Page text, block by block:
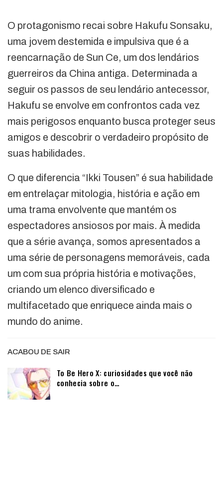
O protagonismo recai sobre Hakufu Sonsaku,
uma jovem destemida e impulsiva que é a
reencarnação de Sun Ce, um dos lendários
guerreiros da China antiga. Determinada a
seguir os passos de seu lendário antecessor,
Hakufu se envolve em confrontos cada vez
mais perigosos enquanto busca proteger seus
amigos e descobrir o verdadeiro propósito de
suas habilidades.
O que diferencia “Ikki Tousen” é sua habilidade
em entrelaçar mitologia, história e ação em
uma trama envolvente que mantém os
espectadores ansiosos por mais. À medida
que a série avança, somos apresentados a
uma série de personagens memoráveis, cada
um com sua própria história e motivações,
criando um elenco diversificado e
multifacetado que enriquece ainda mais o
mundo do anime.
ACABOU DE SAIR
To Be Hero X: curiosidades que você não
conhecia sobre o…